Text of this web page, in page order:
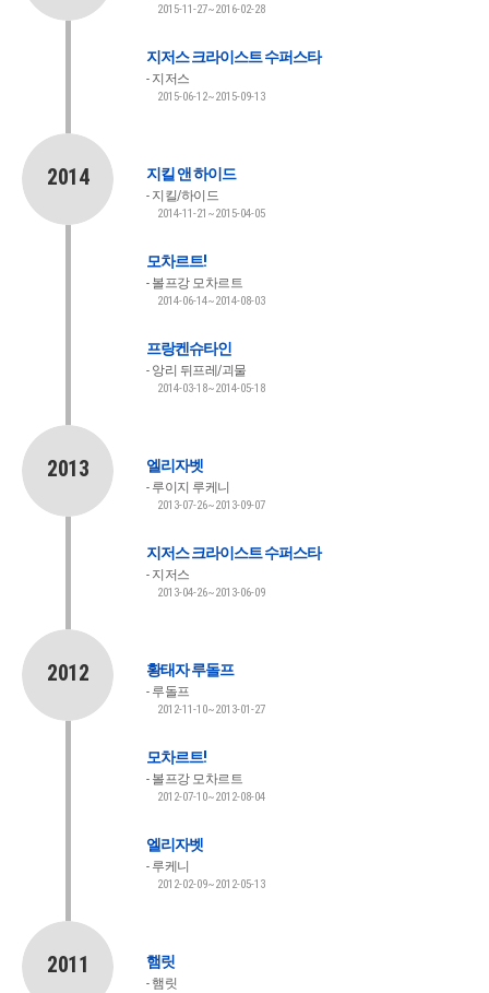
2015-11-27~2016-02-28
지저스 크라이스트 수퍼스타
지저스
2015-06-12~2015-09-13
2014 지킬 앤 하이드
지킬/하이드
2014-11-21~2015-04-05
모차르트!
볼프강 모차르트
2014-06-14~2014-08-03
프랑켄슈타인
앙리 뒤프레/괴물
2014-03-18~2014-05-18
2013 엘리자벳
루이지 루케니
2013-07-26~2013-09-07
지저스 크라이스트 수퍼스타
지저스
2013-04-26~2013-06-09
2012 황태자 루돌프
루돌프
2012-11-10~2013-01-27
모차르트!
볼프강 모차르트
2012-07-10~2012-08-04
엘리자벳
루케니
2012-02-09~2012-05-13
2011 햄릿
햄릿